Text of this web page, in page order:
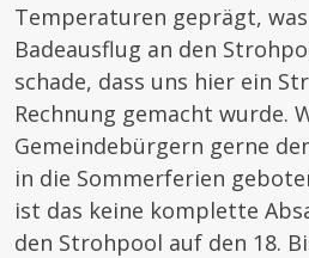
Temperaturen geprägt,
Badeausflug an den
schade, dass uns hier ein
Rechnung gemacht wurde.
Gemeindebürgern gerne
in die Sommerferien
ist das keine komplette
den Strohpool auf den 18.